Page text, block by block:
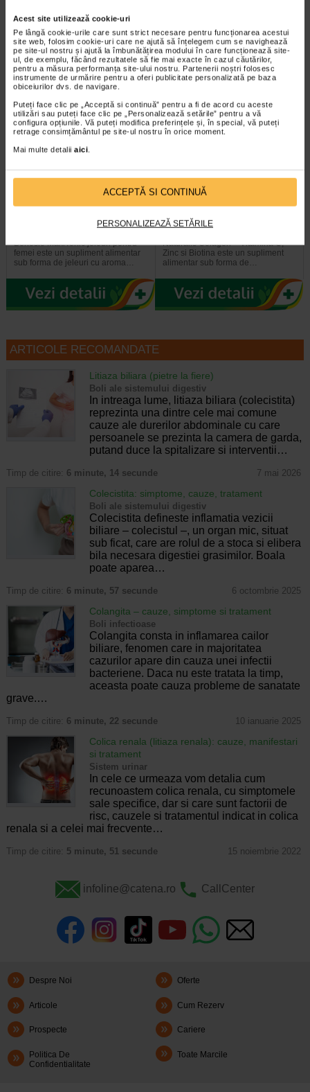
Acest site utilizează cookie-uri
Pe lângă cookie-urile care sunt strict necesare pentru funcționarea acestui
site web, folosim cookie-uri care ne ajută să înțelegem cum se navighează
pe site-ul nostru și ajută la îmbunătățirea modului în care funcționează site-
ul, de exemplu, făcând rezultatele să fie mai exacte în cazul căutărilor,
pentru a măsura performanța site-ului nostru. Partenerii noștri folosesc
instrumente de urmărire pentru a oferi publicitate personalizată pe baza
obiceiurilor dvs. de navigare.
Puteți face clic pe „Acceptă si continuă” pentru a fi de acord cu aceste
utilizări sau puteți face clic pe „Personalizează setările” pentru a vă
configura opțiunile. Vă puteți modifica preferințele și, în special, vă puteți
retrage consimțământul pe site-ul nostru în orice moment.
Mai multe detalii aici.
ACCEPTĂ SI CONTINUĂ
PERSONALIZEAZĂ SETĂRILE
Doctor Fiterman MINOXICAPIL este
o formula fortifianta alcatuita din
aminoacizi, minerale si 11…
sub forma de jeleuri cu aroma…
Benesio MaxiTonic jeleuri pentru
femei este un supliment alimentar
sub forma de jeleuri cu aroma…
Naturalis Colagen + Vitamina C,
Zinc si Biotina este un supliment
alimentar sub forma de…
ARTICOLE RECOMANDATE
Litiaza biliara (pietre la fiere)
Boli ale sistemului digestiv
In intreaga lume, litiaza biliara (colecistita)
reprezinta una dintre cele mai comune
cauze ale durerilor abdominale cu care
persoanele se prezinta la camera de garda,
putand duce la spitalizare si interventii…
Timp de citire: 6 minute, 14 secunde 7 mai 2026
Colecistita: simptome, cauze, tratament
Boli ale sistemului digestiv
Colecistita defineste inflamatia vezicii
biliare – colecistul –, un organ mic, situat
sub ficat, care are rolul de a stoca si elibera
bila necesara digestiei grasimilor. Boala
poate aparea…
Timp de citire: 6 minute, 57 secunde 6 octombrie 2025
Colangita – cauze, simptome si tratament
Boli infectioase
Colangita consta in inflamarea cailor
biliare, fenomen care in majoritatea
cazurilor apare din cauza unei infectii
bacteriene. Daca nu este tratata la timp,
aceasta poate cauza probleme de sanatate
grave.…
Timp de citire: 6 minute, 22 secunde 10 ianuarie 2025
Colica renala (litiaza renala): cauze, manifestari
si tratament
Sistem urinar
In cele ce urmeaza vom detalia cum
recunoastem colica renala, cu simptomele
sale specifice, dar si care sunt factorii de
risc, cauzele si tratamentul indicat in colica
renala si a celei mai frecvente…
Timp de citire: 5 minute, 51 secunde 15 noiembrie 2022
infoline@catena.ro CallCenter
Despre Noi Oferte
Articole Cum Rezerv
Prospecte Cariere
Politica De
Confidentialitate
Toate Marcile